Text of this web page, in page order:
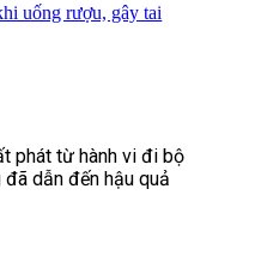
uống rượu, gây tai
phát từ hành vi đi bộ
dẫn đến hậu quả